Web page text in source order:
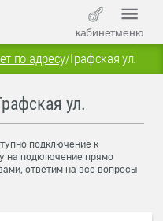
кабинетменю
по адресу/Графская ул.
ул.
подключение к
на подключение прямо
ответим на все вопросы